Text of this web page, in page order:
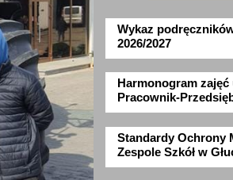
Wykaz
2026/2027
Harmonogram
Pracownik-
Standardy Ochrony
Zespole Szkół w